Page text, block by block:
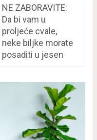
NE ZABORAVITE:
Da bi vam u
proljeće cvale,
neke biljke morate
posaditi u jesen